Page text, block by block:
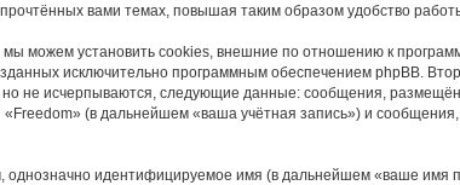
вами темах, повышая таким образом удобство
можем установить cookies, внешние по отношению к
исключительно программным обеспечением phpBB.
не исчерпываются, следующие данные: сообщения,
(в дальнейшем «ваша учётная запись») и
однозначно идентифицируемое имя (в дальнейшем «ваше имя